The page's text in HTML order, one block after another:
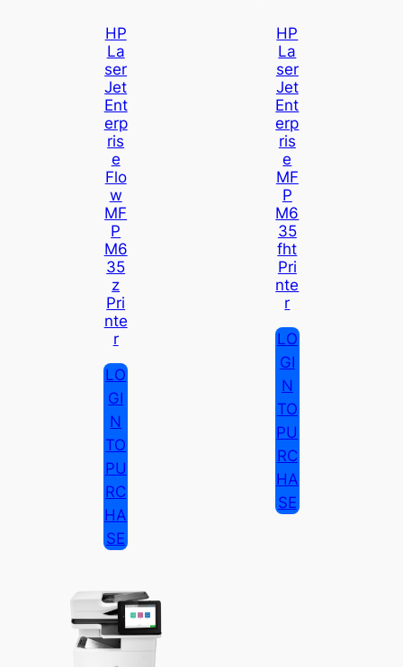
HP
La
Ser
Jet
Ent
Erp
Ris
E
Flo
W
MF
P
M6
35
Z
Pri
Nte
R
LO
GI
N
TO
PU
RC
HA
SE
HP
La
Ser
Jet
Ent
Erp
Ris
E
MF
P
M6
35
Fht
Pri
Nte
R
LO
GI
N
TO
PU
RC
HA
SE